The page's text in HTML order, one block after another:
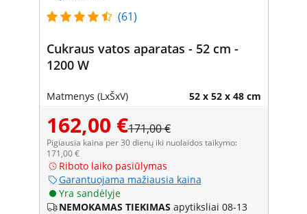
(61)
Cukraus vatos aparatas - 52 cm -
1200 W
Matmenys (LxŠxV) 52 x 52 x 48 cm
162,00 €171,00 €
Pigiausia kaina per 30 dienų iki nuolaidos taikymo:
171,00 €
Riboto laiko pasiūlymas
Garantuojama mažiausia kaina
Yra sandėlyje
NEMOKAMAS TIEKIMAS apytiksliai 08-13